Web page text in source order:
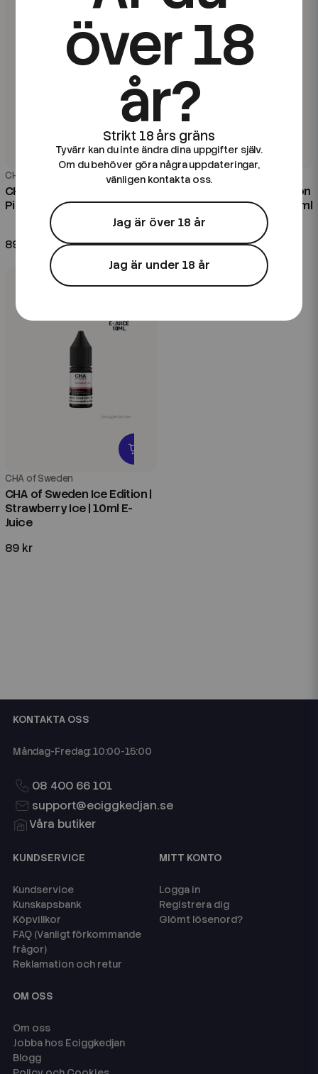
CHA of Sweden
CHA of Sweden Ice Edition |
Pineapple Ice | 10ml E-Juice
89 kr
CHA of Sweden
CHA of Sweden Fruit Edition
| Blueberry Raspberry | 20ml
Aroma Longfill
99 kr
CHA of Sweden
CHA of Sweden Ice Edition |
Strawberry Ice | 10ml E-
Juice
89 kr
över 18
år?
Tyvärr kan du inte ändra dina uppgifter själv.
Om du behöver göra några uppdateringar,
vänligen kontakta oss.
Jag är över 18 år
Jag är under 18 år
KONTAKTA OSS
Måndag-Fredag: 10:00-15:00
08 400 66 101
support@eciggkedjan.se
Våra butiker
KUNDSERVICE
Kundservice
Kunskapsbank
Köpvillkor
FAQ (Vanligt förkommande
frågor)
Reklamation och retur
MITT KONTO
Logga in
Registrera dig
Glömt lösenord?
OM OSS
Om oss
Jobba hos Eciggkedjan
Blogg